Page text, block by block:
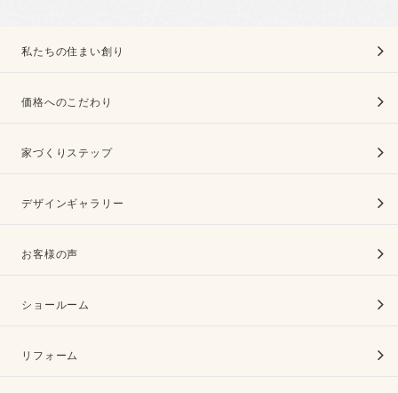
私たちの住まい創り
価格へのこだわり
家づくりステップ
デザインギャラリー
お客様の声
ショールーム
リフォーム